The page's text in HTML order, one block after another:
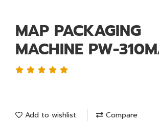
MAP PACKAGING
MACHINE PW-
Add to wishlist Compare